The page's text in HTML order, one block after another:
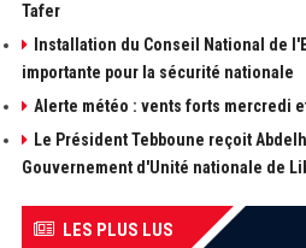
Tafer
Installation du Conseil National de
importante pour la sécurité nationale
Alerte météo : vents forts mercredi
Le Président Tebboune reçoit
Gouvernement d'Unité nationale de
LES PLUS LUS